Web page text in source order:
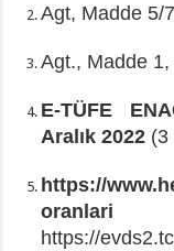
Agt, Madde 5/
Agt., Madde
E-TÜFE
Aralık 2022 (3
https://
oranlari
https://